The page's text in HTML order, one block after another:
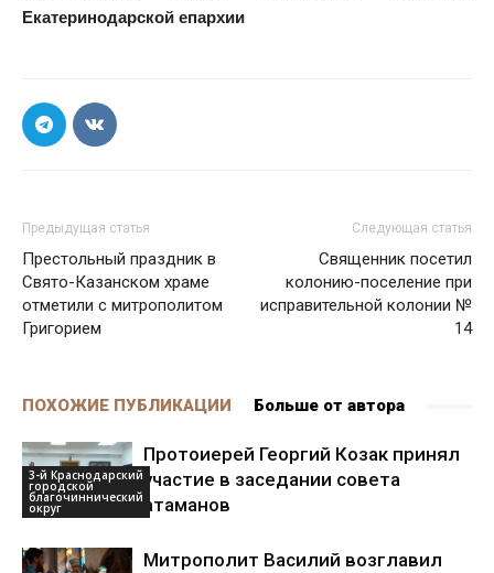
Екатеринодарской епархии
Предыдущая статья
Престольный праздник в
Свято-Казанском храме
отметили с митрополитом
Григорием
Следующая статья
Священник посетил
колонию-поселение при
исправительной колонии №
14
ПОХОЖИЕ ПУБЛИКАЦИИ Больше от автора
3-й Краснодарский
городской
благочиннический
округ
Протоиерей Георгий Козак принял
участие в заседании совета
атаманов
Митрополит Василий возглавил